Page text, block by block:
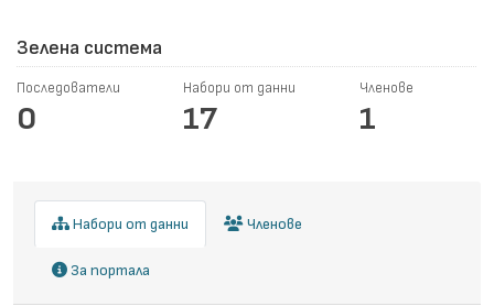
Зелена система
Последователи
0
Набори от данни
17
Членове
1
Набори от данни Членове
За портала